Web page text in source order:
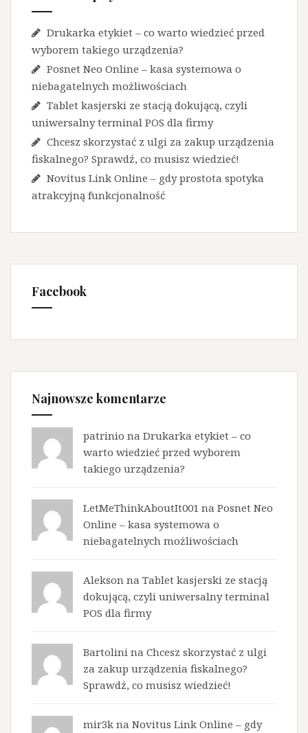
Drukarka etykiet – co warto wiedzieć przed
wyborem takiego urządzenia?
Posnet Neo Online – kasa systemowa o
niebagatelnych możliwościach
Tablet kasjerski ze stacją dokującą, czyli
uniwersalny terminal POS dla firmy
Chcesz skorzystać z ulgi za zakup urządzenia
fiskalnego? Sprawdź, co musisz wiedzieć!
Novitus Link Online – gdy prostota spotyka
atrakcyjną funkcjonalność
Facebook
Najnowsze komentarze
patrinio na Drukarka etykiet – co
warto wiedzieć przed wyborem
takiego urządzenia?
LetMeThinkAboutIt001 na Posnet Neo
Online – kasa systemowa o
niebagatelnych możliwościach
Alekson na Tablet kasjerski ze stacją
dokującą, czyli uniwersalny terminal
POS dla firmy
Bartolini na Chcesz skorzystać z ulgi
za zakup urządzenia fiskalnego?
Sprawdź, co musisz wiedzieć!
mir3k na Novitus Link Online – gdy